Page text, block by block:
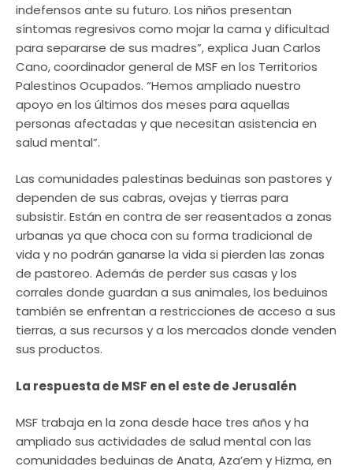
indefensos ante su futuro. Los niños presentan
síntomas regresivos como mojar la cama y dificultad
para separarse de sus madres”, explica Juan Carlos
Cano, coordinador general de MSF en los Territorios
Palestinos Ocupados. “Hemos ampliado nuestro
apoyo en los últimos dos meses para aquellas
personas afectadas y que necesitan asistencia en
salud mental”.
Las comunidades palestinas beduinas son pastores y
dependen de sus cabras, ovejas y tierras para
subsistir. Están en contra de ser reasentados a zonas
urbanas ya que choca con su forma tradicional de
vida y no podrán ganarse la vida si pierden las zonas
de pastoreo. Además de perder sus casas y los
corrales donde guardan a sus animales, los beduinos
también se enfrentan a restricciones de acceso a sus
tierras, a sus recursos y a los mercados donde venden
sus productos.
La respuesta de MSF en el este de Jerusalén
MSF trabaja en la zona desde hace tres años y ha
ampliado sus actividades de salud mental con las
comunidades beduinas de Anata, Aza’em y Hizma, en